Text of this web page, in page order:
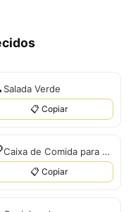
Salada Verde
📋 Copiar
Caixa de Comida para Levar
📋 Copiar